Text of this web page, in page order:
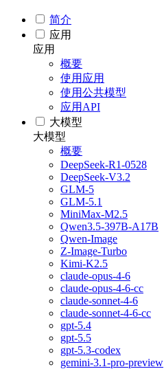
简介
应用
应用
概要
使用应用
使用公共模型
应用API
大模型
大模型
概要
DeepSeek-R1-0528
DeepSeek-V3.2
GLM-5
GLM-5.1
MiniMax-M2.5
Qwen3.5-397B-A17B
Qwen-Image
Z-Image-Turbo
Kimi-K2.5
claude-opus-4-6
claude-opus-4-6-cc
claude-sonnet-4-6
claude-sonnet-4-6-cc
gpt-5.4
gpt-5.5
gpt-5.3-codex
gemini-3.1-pro-preview